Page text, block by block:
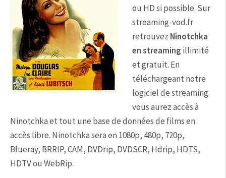
ou HD si possible. Sur
streaming-vod.fr
retrouvez Ninotchka
en streaming illimité
et gratuit. En
téléchargeant notre
logiciel de streaming
vous aurez accès à
Ninotchka et tout une base de données de films en
accès libre. Ninotchka sera en 1080p, 480p, 720p,
Blueray, BRRIP, CAM, DVDrip, DVDSCR, Hdrip, HDTS,
HDTV ou WebRip.